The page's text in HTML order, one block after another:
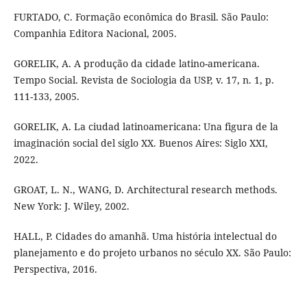
FURTADO, C. Formação econômica do Brasil. São Paulo:
Companhia Editora Nacional, 2005.
GORELIK, A. A produção da cidade latino-americana.
Tempo Social. Revista de Sociologia da USP, v. 17, n. 1, p.
111-133, 2005.
GORELIK, A. La ciudad latinoamericana: Una figura de la
imaginación social del siglo XX. Buenos Aires: Siglo XXI,
2022.
GROAT, L. N., WANG, D. Architectural research methods.
New York: J. Wiley, 2002.
HALL, P. Cidades do amanhã. Uma história intelectual do
planejamento e do projeto urbanos no século XX. São Paulo:
Perspectiva, 2016.